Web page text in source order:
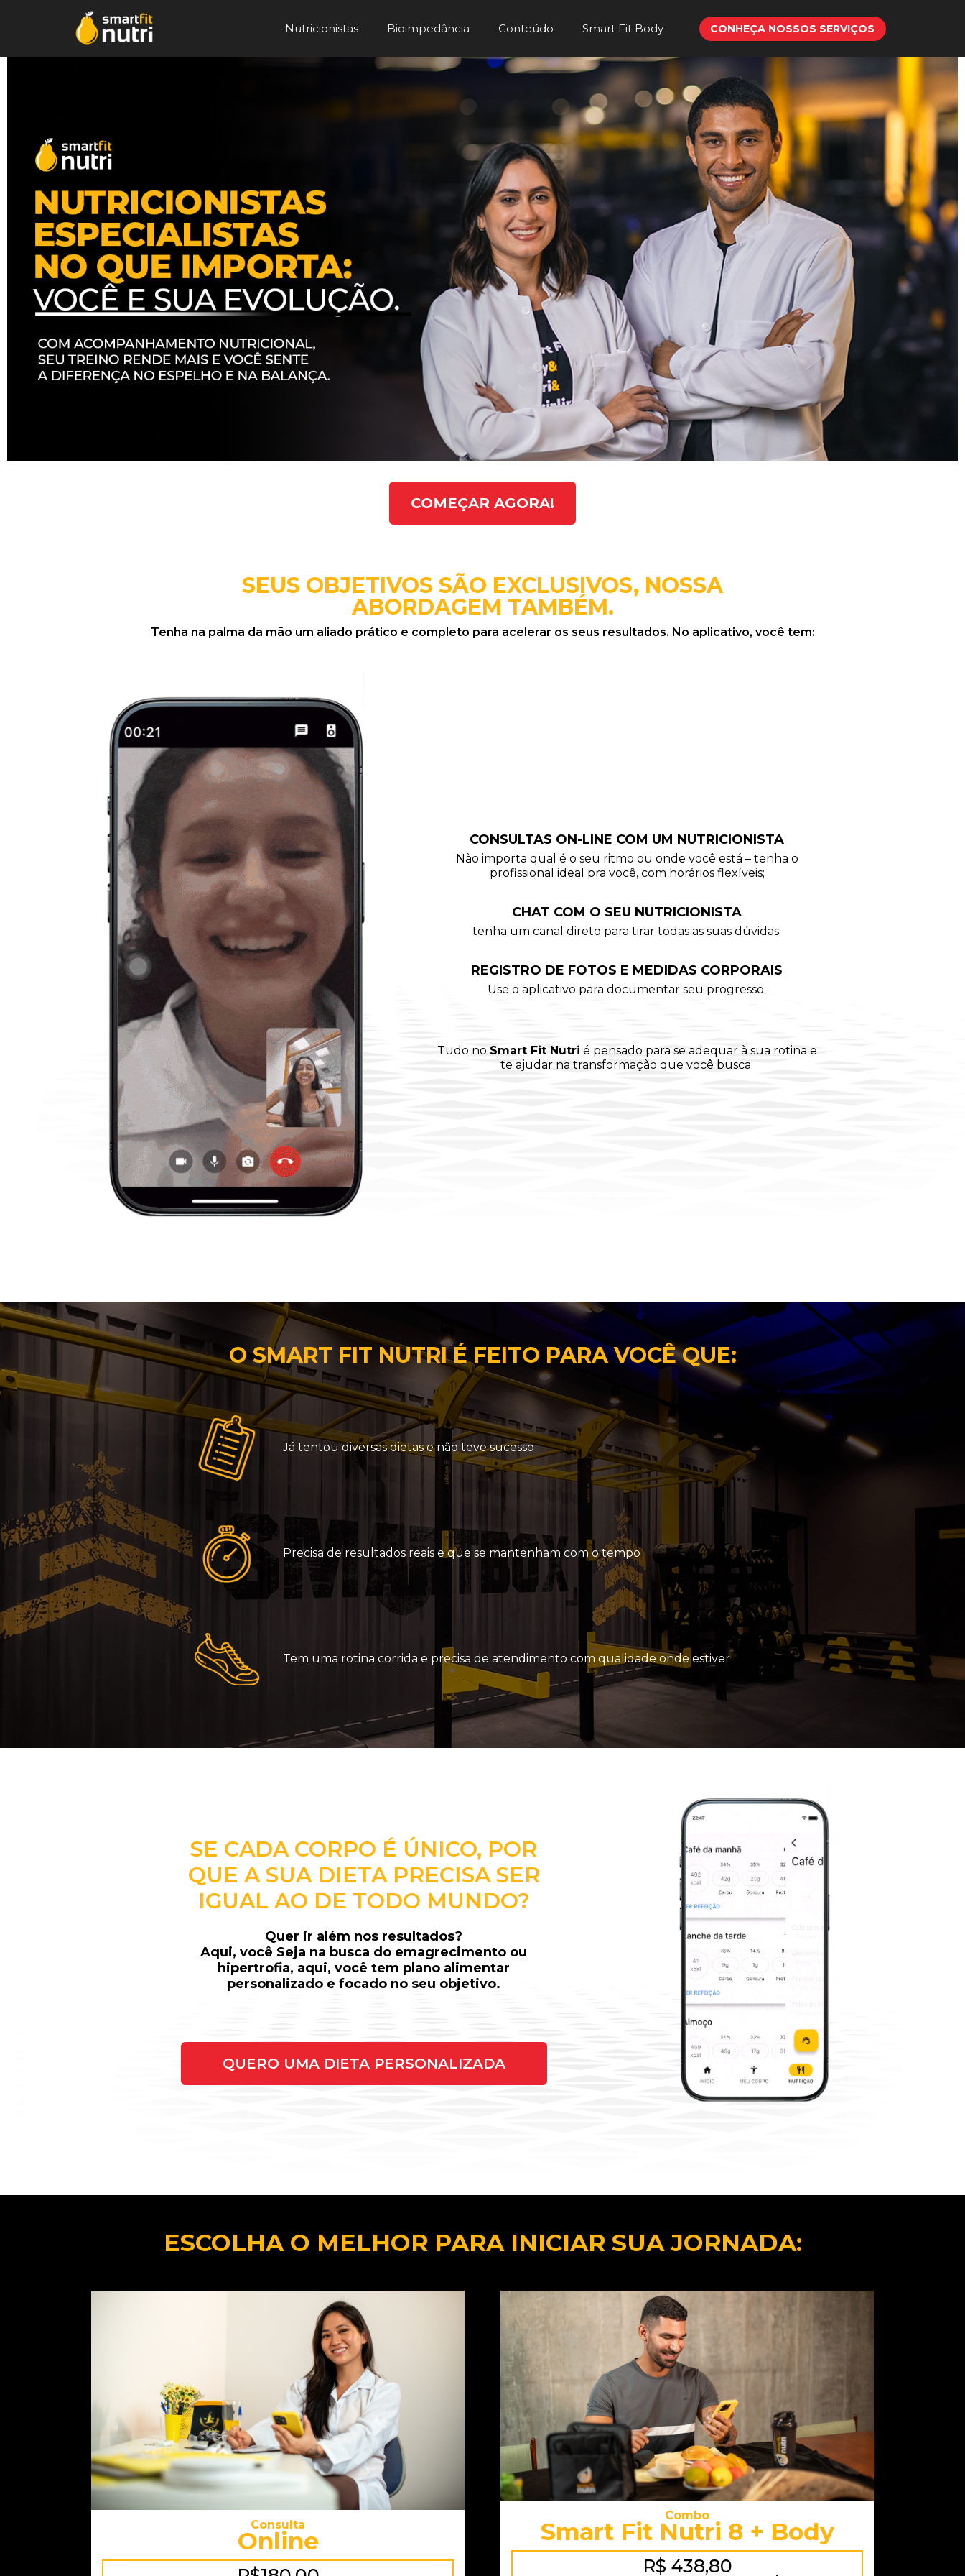
Nutricionistas Bioimpedância Conteúdo Smart Fit Body CONHEÇA NOSSOS SERVIÇOS
COMEÇAR AGORA!
SEUS OBJETIVOS SÃO EXCLUSIVOS, NOSSA
ABORDAGEM TAMBÉM.
Tenha na palma da mão um aliado prático e completo para acelerar os seus resultados. No aplicativo, você tem:
CONSULTAS ON-LINE COM UM NUTRICIONISTA
Não importa qual é o seu ritmo ou onde você está – tenha o
profissional ideal pra você, com horários flexíveis;
CHAT COM O SEU NUTRICIONISTA
tenha um canal direto para tirar todas as suas dúvidas;
REGISTRO DE FOTOS E MEDIDAS CORPORAIS
Use o aplicativo para documentar seu progresso.
Tudo no Smart Fit Nutri é pensado para se adequar à sua rotina e
te ajudar na transformação que você busca.
O SMART FIT NUTRI É FEITO PARA VOCÊ QUE:
Já tentou diversas dietas e não teve sucesso
Precisa de resultados reais e que se mantenham com o tempo
Tem uma rotina corrida e precisa de atendimento com qualidade onde estiver
SE CADA CORPO É ÚNICO, POR
QUE A SUA DIETA PRECISA SER
IGUAL AO DE TODO MUNDO?
Quer ir além nos resultados?
Aqui, você Seja na busca do emagrecimento ou
hipertrofia, aqui, você tem plano alimentar
personalizado e focado no seu objetivo.
QUERO UMA DIETA PERSONALIZADA
ESCOLHA O MELHOR PARA INICIAR SUA JORNADA:
Consulta
Online
Combo
Smart Fit Nutri 8 + Body
R$ 438,80